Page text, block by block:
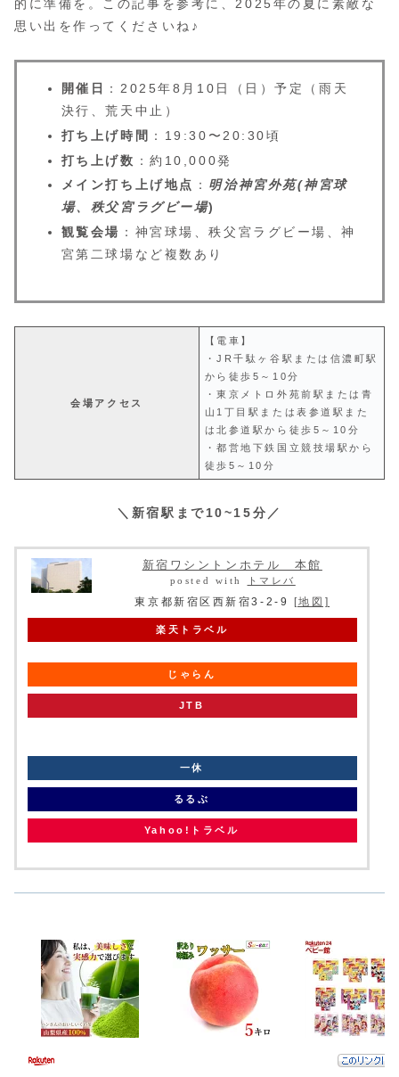
的に準備を。この記事を参考に、2025年の夏に素敵な
思い出を作ってくださいね♪
開催日
：2025年8月10日（日）予定（雨天
決行、荒天中止）
打ち上げ時間
：19:30〜20:30頃
打ち上げ数 ：約10,000発
メイン打ち上げ地点 ： 明治神宮外苑(神宮球
場、秩父宮ラグビー場)
観覧会場 ：神宮球場、秩父宮ラグビー場、神
宮第二球場など複数あり
会場アクセス
【電車】
・JR千駄ヶ谷駅または信濃町駅
から徒歩5～10分
・東京メトロ外苑前駅または青
山1丁目駅または表参道駅また
は北参道駅から徒歩5～10分
・都営地下鉄国立競技場駅から
徒歩5～10分
＼新宿駅まで10~15分／
新宿ワシントンホテル 本館
posted with トマレバ
東京都新宿区西新宿3-2-9 [地図]
楽天トラベル
じゃらん
JTB
一休
るるぶ
Yahoo!トラベル